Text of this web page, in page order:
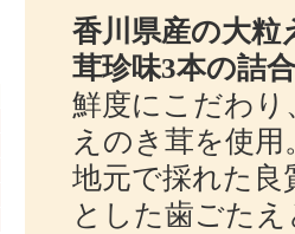
香川県産の大粒
茸珍味3本の詰
鮮度にこだわり
えのき茸を使用
地元で採れた
とした歯ごた